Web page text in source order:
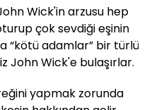
Wick'in arzusu hep
çok sevdiği eşinin
“kötü adamlar” bir türlü
John Wick'e bulaşırlar.
yapmak zorunda